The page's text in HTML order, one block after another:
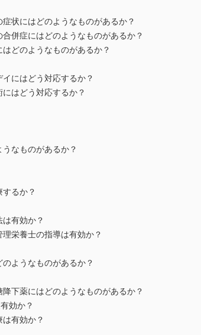
状にはどのようなものがあるか？
併症にはどのようなものがあるか？
どのようなものがあるか？
にはどう対応するか？
はどう対応するか？
なものがあるか？
るか？
有効か？
栄養士の指導は有効か？
ようなものがあるか？
下薬にはどのようなものがあるか？
効か？
有効か？